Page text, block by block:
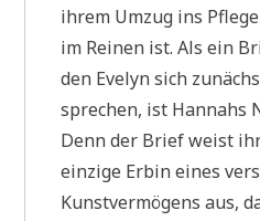
ihrem Umzug ins
im Reinen ist. Als ein
den Evelyn sich
sprechen, ist Hannahs
Denn der Brief weist
einzige Erbin eines
Kunstvermögens aus,